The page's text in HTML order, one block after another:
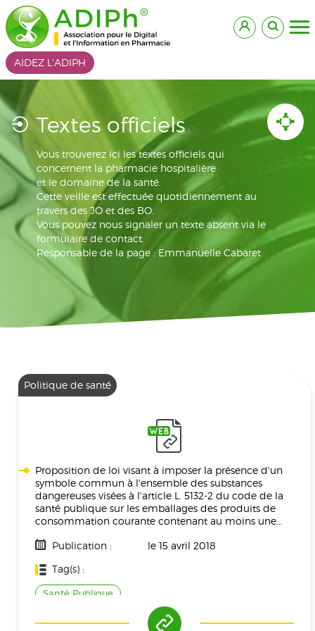
AIDEZ L'ADIPH
Textes officiels
Vous trouverez ici les textes officiels qui
concernent la pharmacie hospitalière
et le domaine de la santé.
Cette veille est effectuée quotidiennement au
travers des JO et des BO.
Vous pouvez nous signaler un texte absent via le
formulaire de contact.
Responsable de la page : Emmanuelle Cabaret
Politique de santé
Proposition de loi visant à imposer la présence d'un
symbole commun à l'ensemble des substances
dangereuses visées à l'article L. 5132-2 du code de la
santé publique sur les emballages des produits de
consommation courante contenant au moins une...
Publication :
le 15 avril 2018
Tag(s) :
Santé Publique